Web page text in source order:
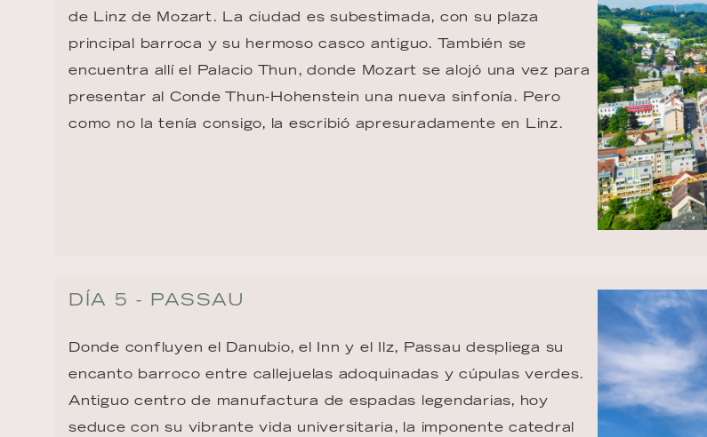
de Linz de Mozart. La ciudad es subestimada, con su plaza
principal barroca y su hermoso casco antiguo. También se
encuentra allí el Palacio Thun, donde Mozart se alojó una vez para
presentar al Conde Thun-Hohenstein una nueva sinfonía. Pero
como no la tenía consigo, la escribió apresuradamente en Linz.
DÍA 5 - PASSAU
Donde confluyen el Danubio, el Inn y el Ilz, Passau despliega su
encanto barroco entre callejuelas adoquinadas y cúpulas verdes.
Antiguo centro de manufactura de espadas legendarias, hoy
seduce con su vibrante vida universitaria, la imponente catedral